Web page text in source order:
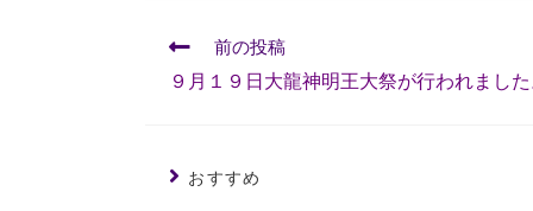
前の投稿
９月１９日大龍神明王大祭が行われまし
おすすめ